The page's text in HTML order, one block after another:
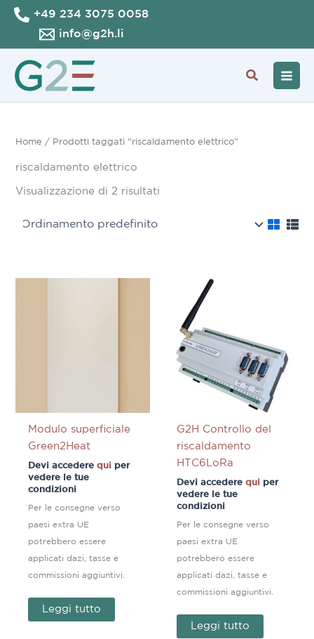
Vai
contenuto
+49 234 3075 0058
info@g2h.li
Cerca
Home / Prodotti taggati “riscaldamento elettrico”
riscaldamento elettrico
Visualizzazione di 2 risultati
Modulo superficiale
Green2Heat
Devi accedere qui per
vedere le tue
condizioni
Per le consegne verso
paesi extra UE
potrebbero essere
applicati dazi, tasse e
commissioni aggiuntivi.
Leggi tutto
G2H Controllo del
riscaldamento
HTC6LoRa
Devi accedere qui per
vedere le tue
condizioni
Per le consegne verso
paesi extra UE
potrebbero essere
applicati dazi, tasse e
commissioni aggiuntivi.
Leggi tutto